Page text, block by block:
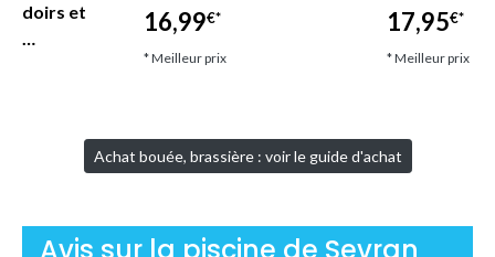
et
16,99€*
* Meilleur prix
17,95€*
* Meilleur prix
Achat bouée, brassière : voir le guide d'achat